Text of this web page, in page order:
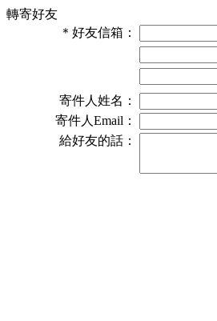
轉寄好友
＊ 好友信箱：
寄件人姓名：
寄件人Email：
給好友的話：